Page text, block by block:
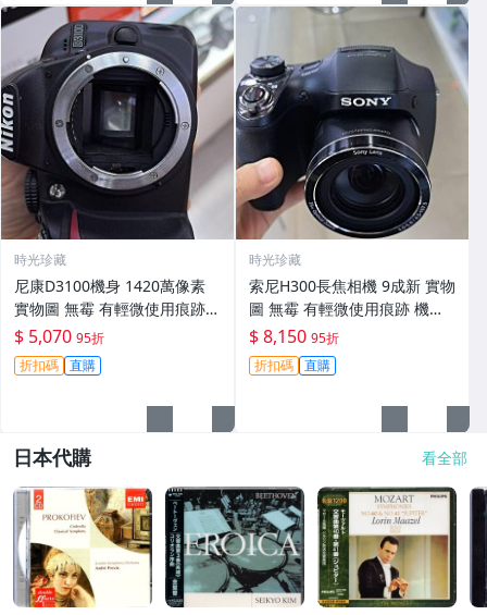
時光珍藏
尼康D3100機身 1420萬像素
實物圖 無霉 有輕微使用痕跡
機身原裝 無拆修無翻新 臨-34
3
$ 5,070 95折
折扣碼 直購
時光珍藏
索尼H300長焦相機 9成新 實物
圖 無霉 有輕微使用痕跡 機身
鏡頭原裝 無拆修無翻新-3430
$ 8,150 95折
折扣碼 直購
日本代購 看全部